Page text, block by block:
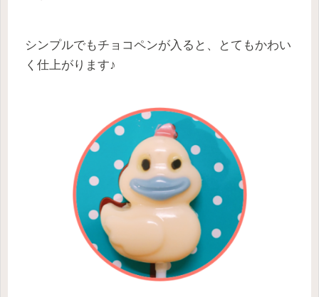
シンプルでもチョコペンが入ると、とてもかわい
く仕上がります♪